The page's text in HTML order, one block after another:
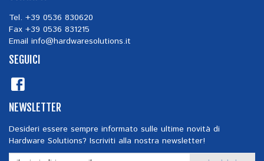
Tel. +39 0536 830620
Fax +39 0536 831215
Email info@hardwaresolutions.it
SEGUICI
NEWSLETTER
Desideri essere sempre informato sulle ultime novità di
Hardware Solutions? Iscriviti alla nostra newsletter!